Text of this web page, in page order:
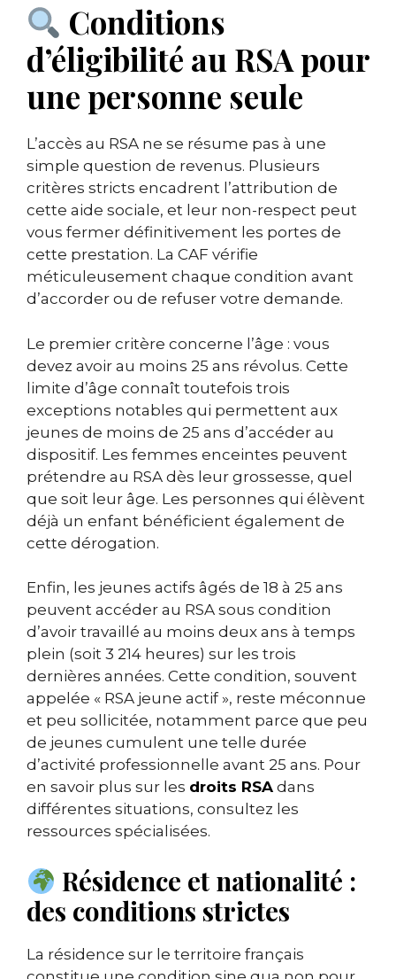
Conditions
d’éligibilité au RSA pour
une personne seule
L’accès au RSA ne se résume pas à une
simple question de revenus. Plusieurs
critères stricts encadrent l’attribution de
cette aide sociale, et leur non-respect peut
vous fermer définitivement les portes de
cette prestation. La CAF vérifie
méticuleusement chaque condition avant
d’accorder ou de refuser votre demande.
Le premier critère concerne l’âge : vous
devez avoir au moins 25 ans révolus. Cette
limite d’âge connaît toutefois trois
exceptions notables qui permettent aux
jeunes de moins de 25 ans d’accéder au
dispositif. Les femmes enceintes peuvent
prétendre au RSA dès leur grossesse, quel
que soit leur âge. Les personnes qui élèvent
déjà un enfant bénéficient également de
cette dérogation.
Enfin, les jeunes actifs âgés de 18 à 25 ans
peuvent accéder au RSA sous condition
d’avoir travaillé au moins deux ans à temps
plein (soit 3 214 heures) sur les trois
dernières années. Cette condition, souvent
appelée « RSA jeune actif », reste méconnue
et peu sollicitée, notamment parce que peu
de jeunes cumulent une telle durée
d’activité professionnelle avant 25 ans. Pour
en savoir plus sur les droits RSA dans
différentes situations, consultez les
ressources spécialisées.
Résidence et nationalité :
des conditions strictes
La résidence sur le territoire français